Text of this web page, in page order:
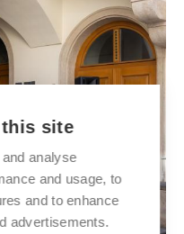
site
analyse
and usage, to
and to enhance
advertisements.